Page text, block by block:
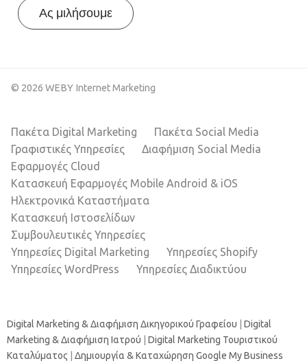
Ας μιλήσουμε
© 2026 WEBY Internet Marketing
Πακέτα Digital Marketing
Πακέτα Social Media
Γραφιστικές Υπηρεσίες
Διαφήμιση Social Media
Εφαρμογές Cloud
Κατασκευή Εφαρμογές Mobile Android & iOS
Ηλεκτρονικά Καταστήματα
Κατασκευή Ιστοσελίδων
Συμβουλευτικές Υπηρεσίες
Υπηρεσίες Digital Marketing
Υπηρεσίες Shopify
Υπηρεσίες WordPress
Υπηρεσίες Διαδικτύου
Digital Marketing & Διαφήμιση Δικηγορικού Γραφείου
Digital
Marketing & Διαφήμιση Ιατρού
Digital Marketing Τουριστικού
Καταλύματος
Δημιουργία & Καταχώρηση Google My Business